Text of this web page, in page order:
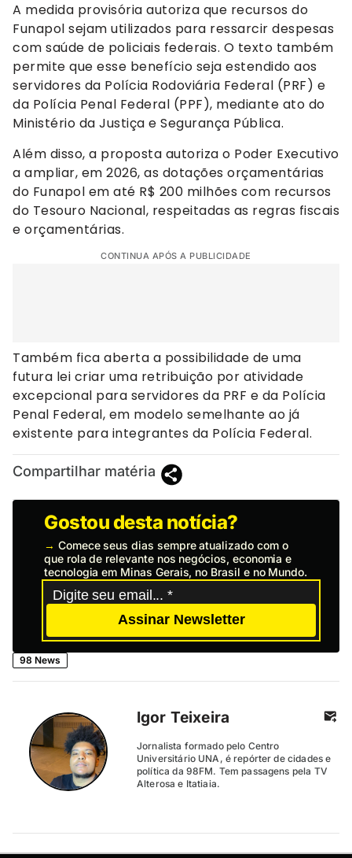
A medida provisória autoriza que recursos do
Funapol sejam utilizados para ressarcir despesas
com saúde de policiais federais. O texto também
permite que esse benefício seja estendido aos
servidores da Polícia Rodoviária Federal (PRF) e
da Polícia Penal Federal (PPF), mediante ato do
Ministério da Justiça e Segurança Pública.
Além disso, a proposta autoriza o Poder Executivo
a ampliar, em 2026, as dotações orçamentárias
do Funapol em até R$ 200 milhões com recursos
do Tesouro Nacional, respeitadas as regras fiscais
e orçamentárias.
CONTINUA APÓS A PUBLICIDADE
Também fica aberta a possibilidade de uma
futura lei criar uma retribuição por atividade
excepcional para servidores da PRF e da Polícia
Penal Federal, em modelo semelhante ao já
existente para integrantes da Polícia Federal.
Compartilhar matéria
Gostou desta notícia?
→ Comece seus dias sempre atualizado com o
que rola de relevante nos negócios, economia e
tecnologia em Minas Gerais, no Brasil e no Mundo.
Assinar Newsletter
98 News
Igor Teixeira
Jornalista formado pelo Centro
Universitário UNA, é repórter de cidades e
política da 98FM. Tem passagens pela TV
Alterosa e Itatiaia.